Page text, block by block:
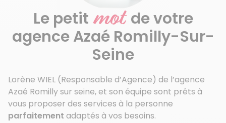
Le petit mot de votre
agence Azaé Romilly-Sur-
Seine
Lorène WIEL (Responsable d’Agence) de l’agence
Azaé Romilly sur seine, et son équipe sont prêts à
vous proposer des services à la personne
parfaitement adaptés à vos besoins.